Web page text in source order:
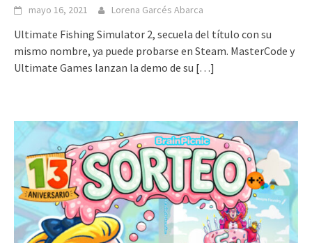
mayo 16, 2021 Lorena Garcés Abarca
Ultimate Fishing Simulator 2, secuela del título con su
mismo nombre, ya puede probarse en Steam. MasterCode y
Ultimate Games lanzan la demo de su […]